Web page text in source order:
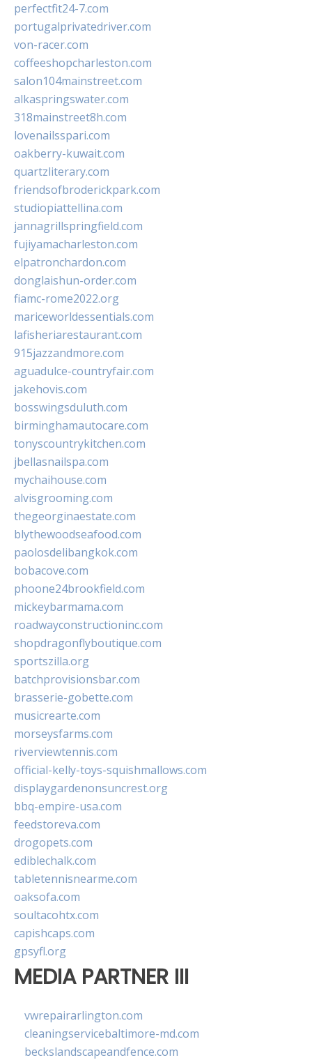
perfectfit24-7.com
portugalprivatedriver.com
von-racer.com
coffeeshopcharleston.com
salon104mainstreet.com
alkaspringswater.com
318mainstreet8h.com
lovenailsspari.com
oakberry-kuwait.com
quartzliterary.com
friendsofbroderickpark.com
studiopiattellina.com
jannagrillspringfield.com
fujiyamacharleston.com
elpatronchardon.com
donglaishun-order.com
fiamc-rome2022.org
mariceworldessentials.com
lafisheriarestaurant.com
915jazzandmore.com
aguadulce-countryfair.com
jakehovis.com
bosswingsduluth.com
birminghamautocare.com
tonyscountrykitchen.com
jbellasnailspa.com
mychaihouse.com
alvisgrooming.com
thegeorginaestate.com
blythewoodseafood.com
paolosdelibangkok.com
bobacove.com
phoone24brookfield.com
mickeybarmama.com
roadwayconstructioninc.com
shopdragonflyboutique.com
sportszilla.org
batchprovisionsbar.com
brasserie-gobette.com
musicrearte.com
morseysfarms.com
riverviewtennis.com
official-kelly-toys-squishmallows.com
displaygardenonsuncrest.org
bbq-empire-usa.com
feedstoreva.com
drogopets.com
ediblechalk.com
tabletennisnearme.com
oaksofa.com
soultacohtx.com
capishcaps.com
gpsyfl.org
MEDIA PARTNER III
vwrepairarlington.com
cleaningservicebaltimore-md.com
beckslandscapeandfence.com